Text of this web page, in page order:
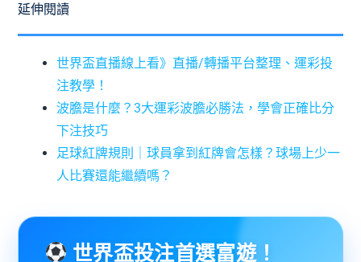
延伸閱讀
世界盃直播線上看》直播/轉播平台整理、運彩投
注教學！
波膽是什麼？3大運彩波膽必勝法，學會正確比分
下注技巧
足球紅牌規則｜球員拿到紅牌會怎樣？球場上少一
人比賽還能繼續嗎？
世界盃投注首選富遊！